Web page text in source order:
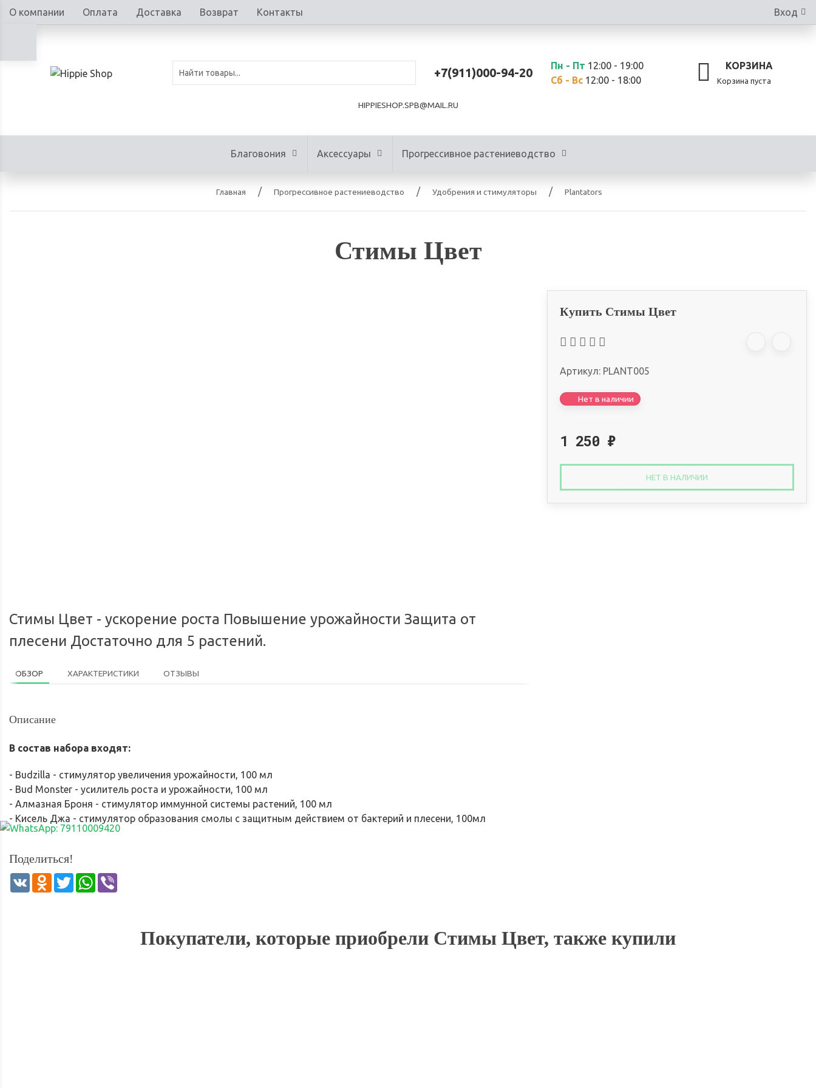
О компании Оплата Доставка Возврат Контакты Вход
+7(911)000-94-20 Пн - Пт 12:00 - 19:00
Сб - Вс 12:00 - 18:00
КОРЗИНА
Корзина пуста
HIPPIESHOP.SPB@MAIL.RU
Благовония Аксессуары Прогрессивное растениеводство
Главная Прогрессивное растениеводство Удобрения и стимуляторы Plantators
Стимы Цвет
Купить Стимы Цвет
Артикул: PLANT005
Нет в наличии
1 250 ₽
НЕТ В НАЛИЧИИ
Стимы Цвет - ускорение роста Повышение урожайности Защита от
плесени Достаточно для 5 растений.
ОБЗОР ХАРАКТЕРИСТИКИ ОТЗЫВЫ
Описание
В состав набора входят:
- Budzilla - стимулятор увеличения урожайности, 100 мл
- Bud Monster - усилитель роста и урожайности, 100 мл
- Алмазная Броня - стимулятор иммунной системы растений, 100 мл
- Кисель Джа - стимулятор образования смолы с защитным действием от бактерий и плесени, 100мл
Поделиться!
VK Odnoklassniki
TwitterWhatsApp
Покупатели, которые приобрели Стимы Цвет, также купили